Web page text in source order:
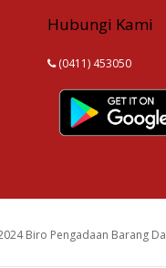
Hubungi Kami
(0411) 453050
Biro Pengadaan Barang